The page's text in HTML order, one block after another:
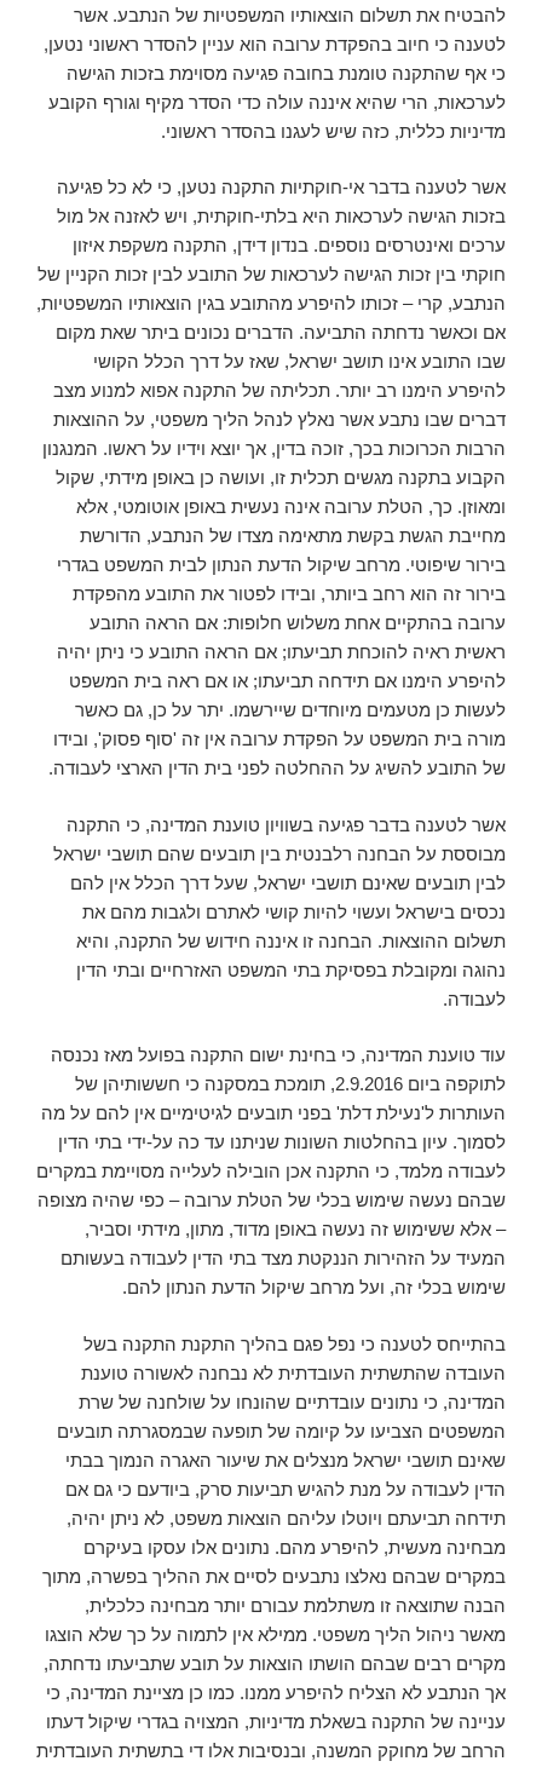
להבטיח את תשלום הוצאותיו המשפטיות של הנתבע. אשר
לטענה כי חיוב בהפקדת ערובה הוא עניין להסדר ראשוני נטען,
כי אף שהתקנה טומנת בחובה פגיעה מסוימת בזכות הגישה
לערכאות, הרי שהיא איננה עולה כדי הסדר מקיף וגורף הקובע
מדיניות כללית, כזה שיש לעגנו בהסדר ראשוני.
אשר לטענה בדבר אי-חוקתיות התקנה נטען, כי לא כל פגיעה
בזכות הגישה לערכאות היא בלתי-חוקתית, ויש לאזנה אל מול
ערכים ואינטרסים נוספים. בנדון דידן, התקנה משקפת איזון
חוקתי בין זכות הגישה לערכאות של התובע לבין זכות הקניין של
הנתבע, קרי – זכותו להיפרע מהתובע בגין הוצאותיו המשפטיות,
אם וכאשר נדחתה התביעה. הדברים נכונים ביתר שאת מקום
שבו התובע אינו תושב ישראל, שאז על דרך הכלל הקושי
להיפרע הימנו רב יותר. תכליתה של התקנה אפוא למנוע מצב
דברים שבו נתבע אשר נאלץ לנהל הליך משפטי, על ההוצאות
הרבות הכרוכות בכך, זוכה בדין, אך יוצא וידיו על ראשו. המנגנון
הקבוע בתקנה מגשים תכלית זו, ועושה כן באופן מידתי, שקול
ומאוזן. כך, הטלת ערובה אינה נעשית באופן אוטומטי, אלא
מחייבת הגשת בקשת מתאימה מצדו של הנתבע, הדורשת
בירור שיפוטי. מרחב שיקול הדעת הנתון לבית המשפט בגדרי
בירור זה הוא רחב ביותר, ובידו לפטור את התובע מהפקדת
ערובה בהתקיים אחת משלוש חלופות: אם הראה התובע
ראשית ראיה להוכחת תביעתו; אם הראה התובע כי ניתן יהיה
להיפרע הימנו אם תידחה תביעתו; או אם ראה בית המשפט
לעשות כן מטעמים מיוחדים שיירשמו. יתר על כן, גם כאשר
מורה בית המשפט על הפקדת ערובה אין זה 'סוף פסוק', ובידו
של התובע להשיג על ההחלטה לפני בית הדין הארצי לעבודה.
אשר לטענה בדבר פגיעה בשוויון טוענת המדינה, כי התקנה
מבוססת על הבחנה רלבנטית בין תובעים שהם תושבי ישראל
לבין תובעים שאינם תושבי ישראל, שעל דרך הכלל אין להם
נכסים בישראל ועשוי להיות קושי לאתרם ולגבות מהם את
תשלום ההוצאות. הבחנה זו איננה חידוש של התקנה, והיא
נהוגה ומקובלת בפסיקת בתי המשפט האזרחיים ובתי הדין
לעבודה.
עוד טוענת המדינה, כי בחינת ישום התקנה בפועל מאז נכנסה
לתוקפה ביום 2.9.2016, תומכת במסקנה כי חששותיהן של
העותרות ל'נעילת דלת' בפני תובעים לגיטימיים אין להם על מה
לסמוך. עיון בהחלטות השונות שניתנו עד כה על-ידי בתי הדין
לעבודה מלמד, כי התקנה אכן הובילה לעלייה מסויימת במקרים
שבהם נעשה שימוש בכלי של הטלת ערובה – כפי שהיה מצופה
– אלא ששימוש זה נעשה באופן מדוד, מתון, מידתי וסביר,
המעיד על הזהירות הננקטת מצד בתי הדין לעבודה בעשותם
שימוש בכלי זה, ועל מרחב שיקול הדעת הנתון להם.
בהתייחס לטענה כי נפל פגם בהליך התקנת התקנה בשל
העובדה שהתשתית העובדתית לא נבחנה לאשורה טוענת
המדינה, כי נתונים עובדתיים שהונחו על שולחנה של שרת
המשפטים הצביעו על קיומה של תופעה שבמסגרתה תובעים
שאינם תושבי ישראל מנצלים את שיעור האגרה הנמוך בבתי
הדין לעבודה על מנת להגיש תביעות סרק, ביודעם כי גם אם
תידחה תביעתם ויוטלו עליהם הוצאות משפט, לא ניתן יהיה,
מבחינה מעשית, להיפרע מהם. נתונים אלו עסקו בעיקרם
במקרים שבהם נאלצו נתבעים לסיים את ההליך בפשרה, מתוך
הבנה שתוצאה זו משתלמת עבורם יותר מבחינה כלכלית,
מאשר ניהול הליך משפטי. ממילא אין לתמוה על כך שלא הוצגו
מקרים רבים שבהם הושתו הוצאות על תובע שתביעתו נדחתה,
אך הנתבע לא הצליח להיפרע ממנו. כמו כן מציינת המדינה, כי
עניינה של התקנה בשאלת מדיניות, המצויה בגדרי שיקול דעתו
הרחב של מחוקק המשנה, ובנסיבות אלו די בתשתית העובדתית